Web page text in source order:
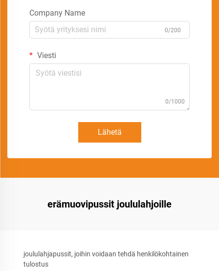
Company Name
0/200
Viesti
0/1000
Lähetä
erämuovipussit joululahjoille
joululahjapussit, joihin voidaan tehdä henkilökohtainen
tulostus